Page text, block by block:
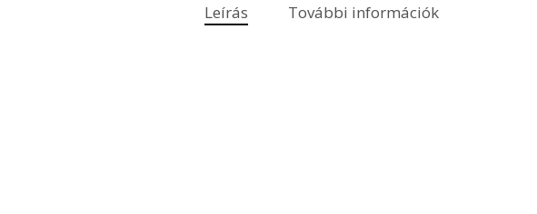
Leírás További információk